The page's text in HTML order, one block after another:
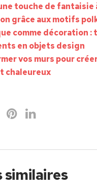
touche de fantaisie
grâce aux motifs
comme décoration
en objets design
vos murs pour
chaleureux